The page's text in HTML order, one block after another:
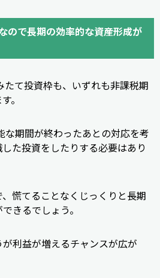
ので長期の効率的な資産形成が
たて投資枠も、いずれも非課税期
。
な期間が終わったあとの対応を考
た投資をしたりする必要はあり
慌てることなくじっくりと長期
きるでしょう。
利益が増えるチャンスが広が